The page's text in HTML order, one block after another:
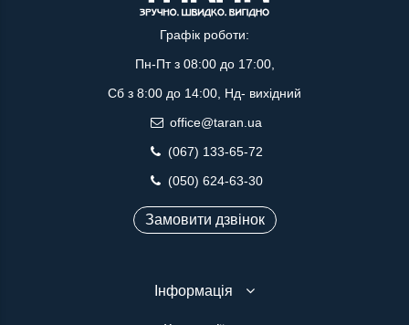
Графік роботи:
Пн-Пт з 08:00 до 17:00,
Сб з 8:00 до 14:00, Нд- вихідний
office@taran.ua
(067) 133-65-72
(050) 624-63-30
Замовити дзвінок
Інформація